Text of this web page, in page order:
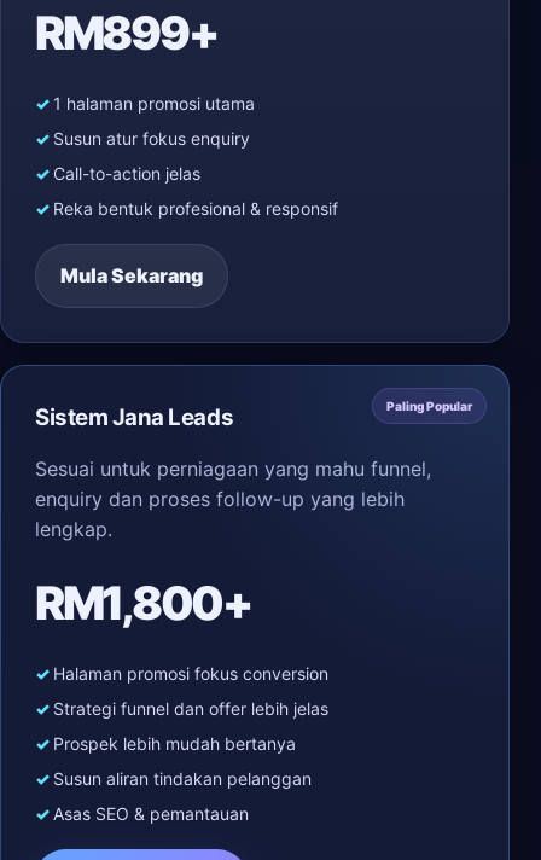
RM899+
1 halaman promosi utama
Susun atur fokus enquiry
Call-to-action jelas
Reka bentuk profesional & responsif
Mula Sekarang
Paling Popular
Sistem Jana Leads
Sesuai untuk perniagaan yang mahu funnel,
enquiry dan proses follow-up yang lebih
lengkap.
RM1,800+
Halaman promosi fokus conversion
Strategi funnel dan offer lebih jelas
Prospek lebih mudah bertanya
Susun aliran tindakan pelanggan
Asas SEO & pemantauan